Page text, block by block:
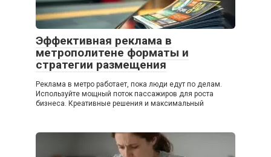
Эффективная реклама в
метрополитене форматы и
стратегии размещения
Реклама в метро работает, пока люди едут по делам.
Используйте мощный поток пассажиров для роста
бизнеса. Креативные решения и максимальный